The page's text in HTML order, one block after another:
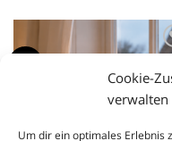
Cookie-
verwalten
Um dir ein optimales Erlebnis